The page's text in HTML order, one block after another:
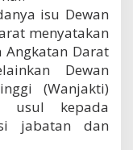
isu Dewan
menyatakan
Darat
Dewan
(Wanjakti)
usul kepada
jabatan dan